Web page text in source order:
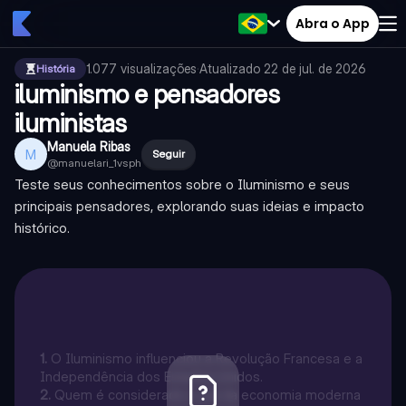
Abra o App
História 1.077 visualizações·Atualizado 22 de jul. de 2026
iluminismo e pensadores
iluministas
M Manuela Ribas
@manuelari_1vsph
Seguir
Teste seus conhecimentos sobre o Iluminismo e seus
principais pensadores, explorando suas ideias e impacto
histórico.
1. O Iluminismo influenciou a Revolução Francesa e a
Independência dos Estados Unidos.
2. Quem é considerado o pai da economia moderna